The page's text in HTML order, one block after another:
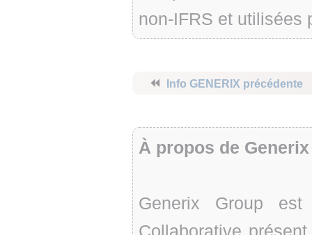
non-IFRS et utilisées
⏪ Info GENERIX précédente
À propos de
Generix Group
Collaborative